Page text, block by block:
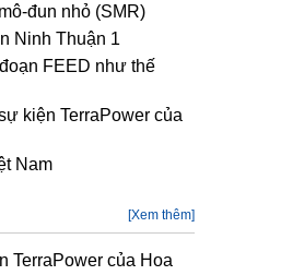
đun nhỏ (SMR)
Ninh Thuận 1
FEED như thế
kiện TerraPower của
Nam
[Xem thêm]
TerraPower của Hoa